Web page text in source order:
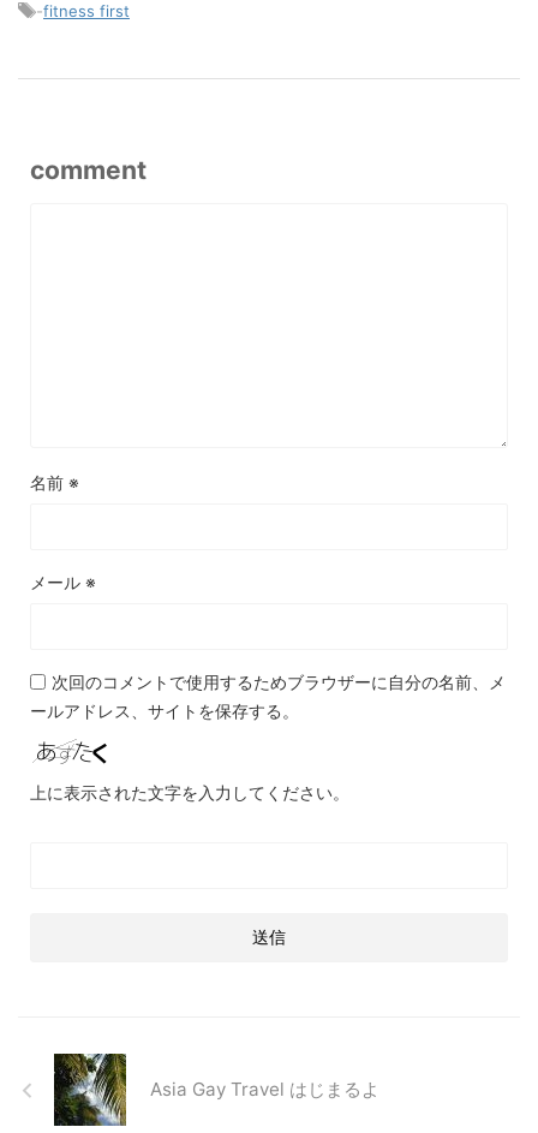
-fitness first
comment
名前 ※
メール ※
次回のコメントで使用するためブラウザーに自分の名前、メ
ールアドレス、サイトを保存する。
上に表示された文字を入力してください。
Asia Gay Travel はじまるよ